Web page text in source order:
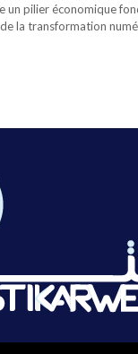
un pilier économique
la transformation